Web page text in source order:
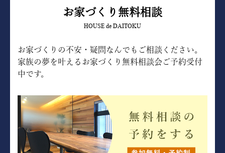
お家づくり無料相談
HOUSE de DAITOKU
お家づくりの不安・疑問なんでもご相談ください。
家族の夢を叶えるお家づくり無料相談会ご予約受付
中です。